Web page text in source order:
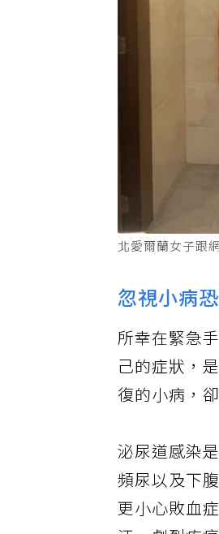
北愛爾蘭女子跟
忽視小病
所幸在緊急
己的症狀，
復的小病，
泌尿道感染
頻尿以及下
更小心敗血